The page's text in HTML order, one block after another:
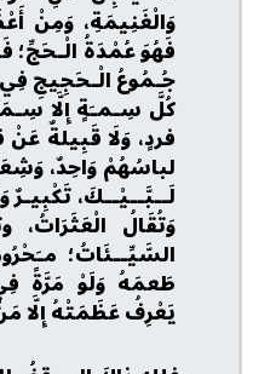
وَالْغَنِيمَةِ، وَمِنْ
فَهُوَ عُمْدَةُ
جُـمُوعُ الْـحَجِيجِ
كُلَّ سِـمـَةٍ إِلَّا
فردٍ، وَلَا قَبِيلةٌ
لباسُهُمْ وَاحِدٌ،
لَــبَّــيْــكَ،
وَتُقَالُ الْعَثَرَاتُ،
السَّيِّــئَاتُ؛
طَعمَهُ وَلَوْ مَرَّةً
يَعْرِفُ عَظَمَتْهُ إِلَّا